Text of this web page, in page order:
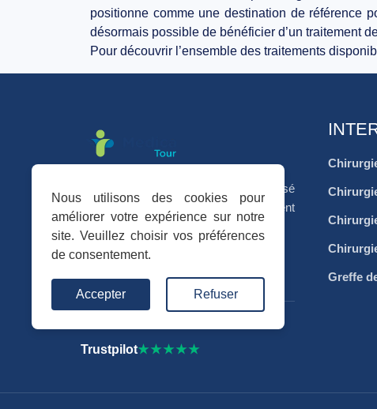
positionne comme une destination de référence
désormais possible de bénéficier d’un traitement
Pour découvrir l’ensemble des traitements
Votre séjour médical en Tunisie, organisé
avec sérieux, accompagnement
personnalisé et coordination complète.
Trustpilot★★★★★
Greffe
Nous utilisons des cookies pour
améliorer votre expérience sur notre
site. Veuillez choisir vos préférences
de consentement.
Accepter Refuser